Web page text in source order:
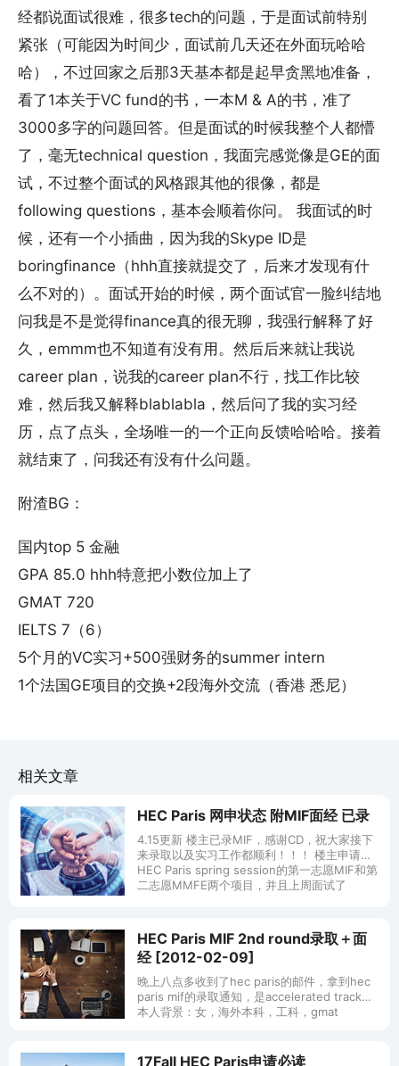
经都说面试很难，很多tech的问题，于是面试前特别
紧张（可能因为时间少，面试前几天还在外面玩哈哈
哈），不过回家之后那3天基本都是起早贪黑地准备，
看了1本关于VC fund的书，一本M & A的书，准了
3000多字的问题回答。但是面试的时候我整个人都懵
了，毫无technical question，我面完感觉像是GE的面
试，不过整个面试的风格跟其他的很像，都是
following questions，基本会顺着你问。 我面试的时
候，还有一个小插曲，因为我的Skype ID是
boringfinance（hhh直接就提交了，后来才发现有什
么不对的）。面试开始的时候，两个面试官一脸纠结地
问我是不是觉得finance真的很无聊，我强行解释了好
久，emmm也不知道有没有用。然后后来就让我说
career plan，说我的career plan不行，找工作比较
难，然后我又解释blablabla，然后问了我的实习经
历，点了点头，全场唯一的一个正向反馈哈哈哈。接着
就结束了，问我还有没有什么问题。
附渣BG：
国内top 5 金融
GPA 85.0 hhh特意把小数位加上了
GMAT 720
IELTS 7（6）
5个月的VC实习+500强财务的summer intern
1个法国GE项目的交换+2段海外交流（香港 悉尼）
相关文章
HEC Paris 网申状态 附MIF面经 已录
4.15更新 楼主已录MIF，感谢CD，祝大家接下
来录取以及实习工作都顺利！！！ 楼主申请了
HEC Paris spring session的第一志愿MIF和第
二志愿MMFE两个项目，并且上周面试了
HEC Paris MIF 2nd round录取＋面
经 [2012-02-09]
晚上八点多收到了hec paris的邮件，拿到hec
paris mif的录取通知，是accelerated track。
本人背景：女，海外本科，工科，gmat
17Fall HEC Paris申请必读